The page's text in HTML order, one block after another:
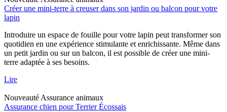
Créer une mini-terre à creuser dans son jardin ou balcon pour votre
lapin
Introduire un espace de fouille pour votre lapin peut transformer son
quotidien en une expérience stimulante et enrichissante. Même dans
un petit jardin ou sur un balcon, il est possible de créer une mini-
terre adaptée à ses besoins.
Lire
Nouveauté Assurance animaux
Assurance chien pour Terrier Écossais